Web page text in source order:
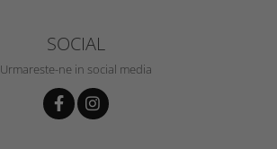
SOCIAL
Urmareste-ne in social media